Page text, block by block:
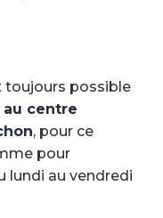
toujours possible
centre
, pour ce
pour
lundi au vendredi